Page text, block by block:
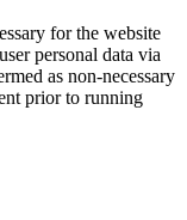
for the website
personal data via
as non-necessary
prior to running